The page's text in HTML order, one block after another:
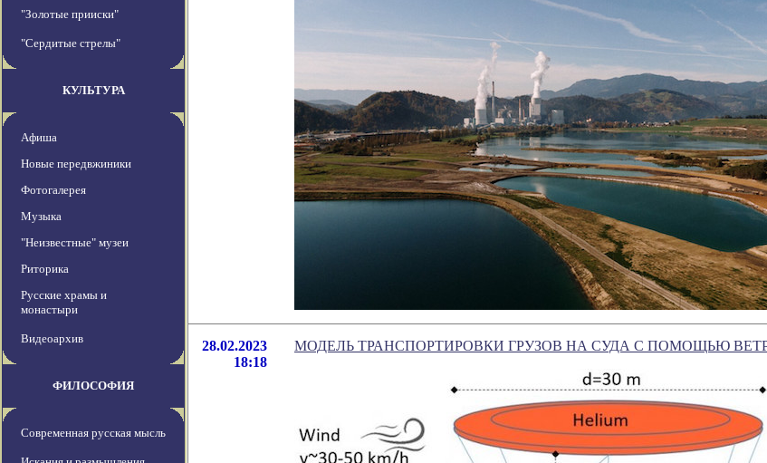
"Золотые прииски"
"Сердитые стрелы"
КУЛЬТУРА
Афиша
Новые передвжиники
Фотогалерея
Музыка
"Неизвестные" музеи
Риторика
Русские храмы и
монастыри
Видеоархив
ФИЛОСОФИЯ
Современная русская мысль
28.02.2023
18:18
МОДЕЛЬ ТРАНСПОРТИРОВКИ ГРУЗОВ НА СУДА С ПОМОЩЬЮ